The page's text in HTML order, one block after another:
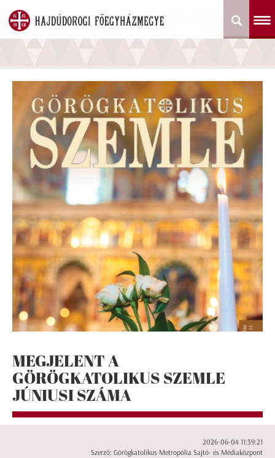
MEGJELENT A
GÖRÖGKATOLIKUS SZEMLE
JÚNIUSI SZÁMA
2026-06-04 11:39:21
Szerző: Görögkatolikus Metropólia Sajtó- és Médiaközpont